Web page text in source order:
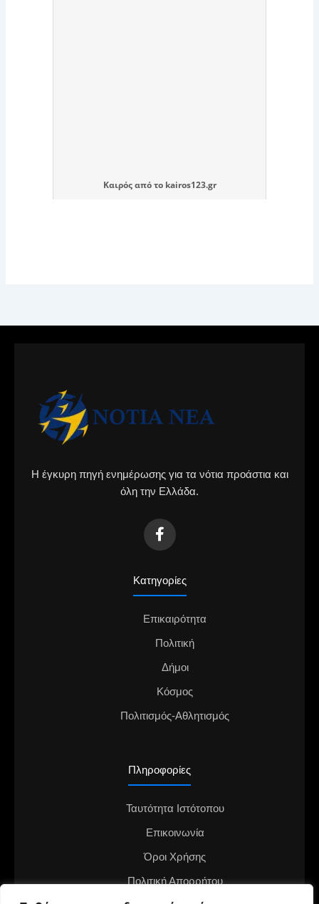
Καιρόςαπό το kairos123.gr
Η έγκυρη πηγή ενημέρωσης για τα νότια προάστια και
όλη την Ελλάδα.
Κατηγορίες
Επικαιρότητα
Πολιτική
Δήμοι
Κόσμος
Πολιτισμός-Αθλητισμός
Πληροφορίες
Ταυτότητα Ιστότοπου
Επικοινωνία
Όροι Χρήσης
Πολιτική Απορρήτου